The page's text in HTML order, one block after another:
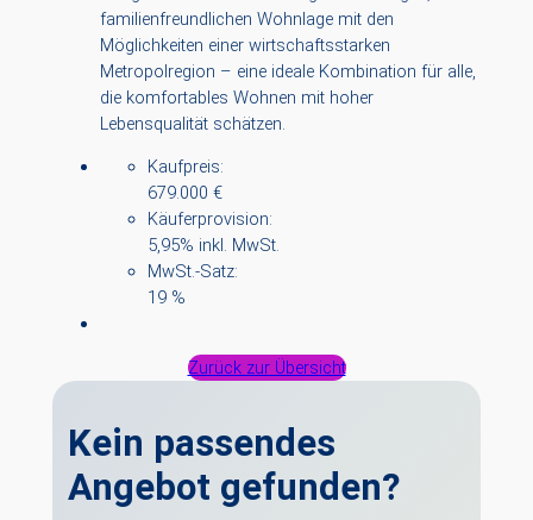
familienfreundlichen Wohnlage mit den
Möglichkeiten einer wirtschaftsstarken
Metropolregion – eine ideale Kombination für alle,
die komfortables Wohnen mit hoher
Lebensqualität schätzen.
Kaufpreis:
679.000 €
Käuferprovision:
5,95% inkl. MwSt.
MwSt.-Satz:
19 %
Zurück zur Übersicht
Kein passendes
Angebot gefunden?